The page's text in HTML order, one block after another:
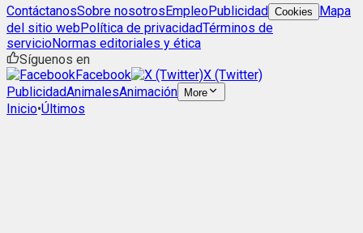
ContáctanosSobre nosotrosEmpleoPublicidad Cookies
Mapa
del sitio webPolítica de privacidadTérminos de
servicioNormas editoriales y ética
Síguenos en
Facebook
X (Twitter)
PublicidadAnimalesAnimación More
Inicio•Últimos